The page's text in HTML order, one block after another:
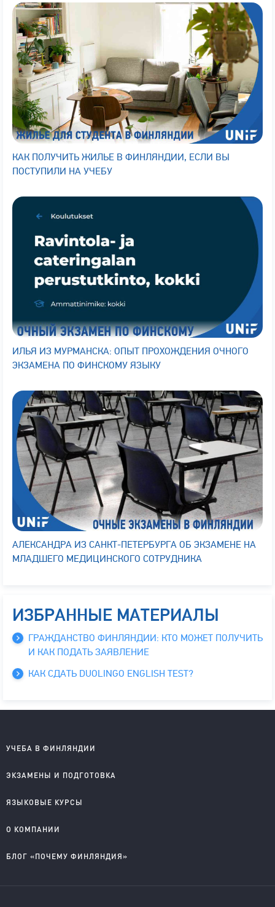
КАК ПОЛУЧИТЬ ЖИЛЬЕ В ФИНЛЯНДИИ, ЕСЛИ ВЫ
ПОСТУПИЛИ НА УЧЕБУ
ИЛЬЯ ИЗ МУРМАНСКА: ОПЫТ ПРОХОЖДЕНИЯ ОЧНОГО
ЭКЗАМЕНА ПО ФИНСКОМУ ЯЗЫКУ
АЛЕКСАНДРА ИЗ САНКТ-ПЕТЕРБУРГА ОБ ЭКЗАМЕНЕ НА
МЛАДШЕГО МЕДИЦИНСКОГО СОТРУДНИКА
ИЗБРАННЫЕ МАТЕРИАЛЫ
ГРАЖДАНСТВО ФИНЛЯНДИИ: КТО МОЖЕТ ПОЛУЧИТЬ
И КАК ПОДАТЬ ЗАЯВЛЕНИЕ
КАК СДАТЬ DUOLINGO ENGLISH TEST?
УЧЕБА В ФИНЛЯНДИИ
Колледжи на английском
Колледжи на финском
ЭКЗАМЕНЫ И ПОДГОТОВКА
YKI подготовка и регистрация
ЯЗЫКОВЫЕ КУРСЫ
Английский для школьников
Английский для взрослых
О КОМПАНИИ
Правовые документы
БЛОГ «ПОЧЕМУ ФИНЛЯНДИЯ»